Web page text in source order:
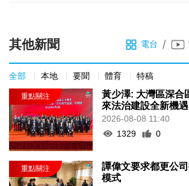
其他新聞 電台 /
全部 本地 要聞 體育 特稿
黃少澤: 大灣區深合
來法治建設全新機遇
2026-08-08 11:40
1329
0
譚偉文要求都更公
模式